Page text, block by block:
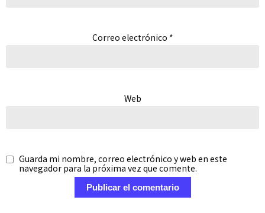
Correo electrónico *
Web
Guarda mi nombre, correo electrónico y web en este
navegador para la próxima vez que comente.